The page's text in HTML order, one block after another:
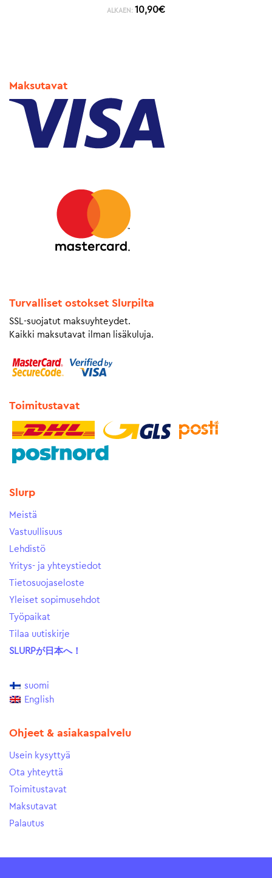
ALKAEN: 10,90€
Maksutavat
Turvalliset ostokset Slurpilta
SSL-suojatut maksuyhteydet.
Kaikki maksutavat ilman lisäkuluja.
Toimitustavat
Slurp
Meistä
Vastuullisuus
Lehdistö
Yritys- ja yhteystiedot
Tietosuojaseloste
Yleiset sopimusehdot
Työpaikat
Tilaa uutiskirje
SLURPが日本へ！
suomi
English
Ohjeet & asiakaspalvelu
Usein kysyttyä
Ota yhteyttä
Toimitustavat
Maksutavat
Palautus